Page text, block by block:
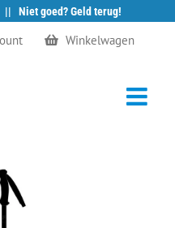
|| Niet goed? Geld terug!
Winkelwagen